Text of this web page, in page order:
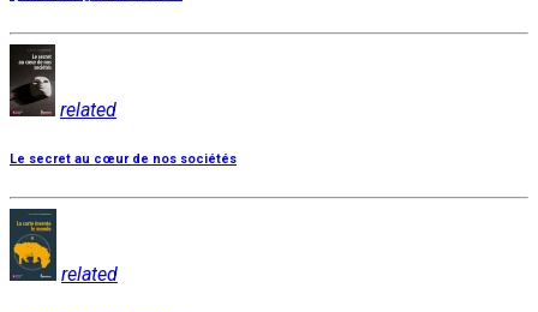
related
Le secret au cœur de nos sociétés
related